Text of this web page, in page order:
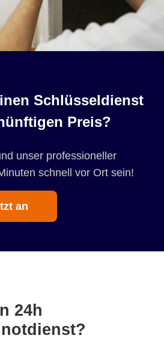
Schlüsseldienst
Preis?
unser professioneller
schnell vor Ort sein!
an
24h